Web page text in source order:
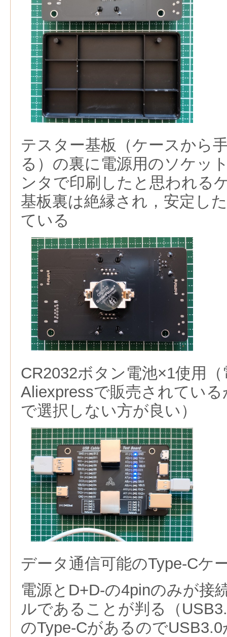
テスター基板（ケースから
る）の裏に電源用のソケッ
ンタで印刷したと思われる
基板裏は絶縁され，安定し
ている
CR2032ボタン電池×1使用
Aliexpressで販売されてい
で選択しない方が良い）
データ通信可能のType-Cケ
電源とD+D-の4pinのみが接
ルであることが判る（
のType-Cがあるので